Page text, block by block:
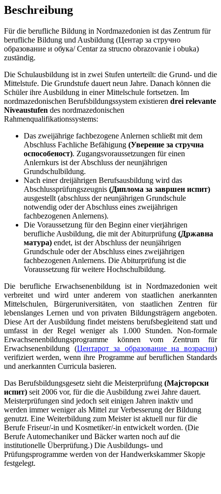
Beschreibung
Für die berufliche Bildung in Nordmazedonien ist das Zentrum für
berufliche Bildung und Ausbildung (Центар за стручно
образование и обука/ Centar za strucno obrazovanie i obuka)
zuständig.
Die Schulausbildung ist in zwei Stufen unterteilt: die Grund- und die
Mittelstufe. Die Grundstufe dauert neun Jahre. Danach können die
Schüler ihre Ausbildung in einer Mittelschule fortsetzen. Im
nordmazedonischen Berufsbildungssystem existieren drei relevante
Niveaustufen des nordmazedonischen
Rahmenqualifikationssystems:
Das zweijährige fachbezogene Anlernen schließt mit dem
Abschluss Fachliche Befähigung (Уверение за стручна
оспособеност). Zugangsvoraussetzungen für einen
Anlernkurs ist der Abschluss der neunjährigen
Grundschulbildung.
Nach einer dreijährigen Berufsausbildung wird das
Abschlussprüfungszeugnis (Диплома за завршен испит)
ausgestellt (abschluss der neunjährigen Grundschule
notwendig oder der Abschluss eines zweijährigen
fachbezogenen Anlernens).
Die Voraussetzung für den Beginn einer vierjährigen
berufliche Ausbildung, die mit der Abiturprüfung (Државна
матура) endet, ist der Abschluss der neunjährigen
Grundschule oder der Abschluss eines zweijährigen
fachbezogenen Anlernens. Die Abiturprüfung ist die
Voraussetzung für weitere Hochschulbildung.
Die berufliche Erwachsenenbildung ist in Nordmazedonien weit
verbreitet und wird unter anderem von staatlichen anerkannten
Mittelschulen, Bürgeruniversitäten, von staatlichen Zentren für
lebenslanges Lernen und von privaten Bildungsträgern angeboten.
Diese Art der Ausbildung findet meistens berufsbegleitend statt und
umfasst in der Regel weniger als 1.000 Stunden. Non-formale
Erwachsenenbildungsprogramme können vom Zentrum für
Erwachsenenbildung (Центарот за образование на возрасни)
verifiziert werden, wenn ihre Programme auf beruflichen Standards
und anerkannten Curricula basieren.
Das Berufsbildungsgesetz sieht die Meisterprüfung (Мајсторски
испит) seit 2006 vor, für die die Ausbildung zwei Jahre dauert.
Meisterprüfungen sind jedoch seit einigen Jahren inaktiv und
werden immer weniger als Mittel zur Verbesserung der Bildung
genutzt. Eine Weiterbildung zum Meister ist aktuell nur für die
Berufe Friseur/-in und Kosmetiker/-in entwickelt worden. (Die
Berufe Automechaniker und Bäcker warten noch auf die
institutionelle Überprüfung.) Die Ausbildungs- und
Prüfungsprogramme werden von der Handwerkskammer Skopje
festgelegt.